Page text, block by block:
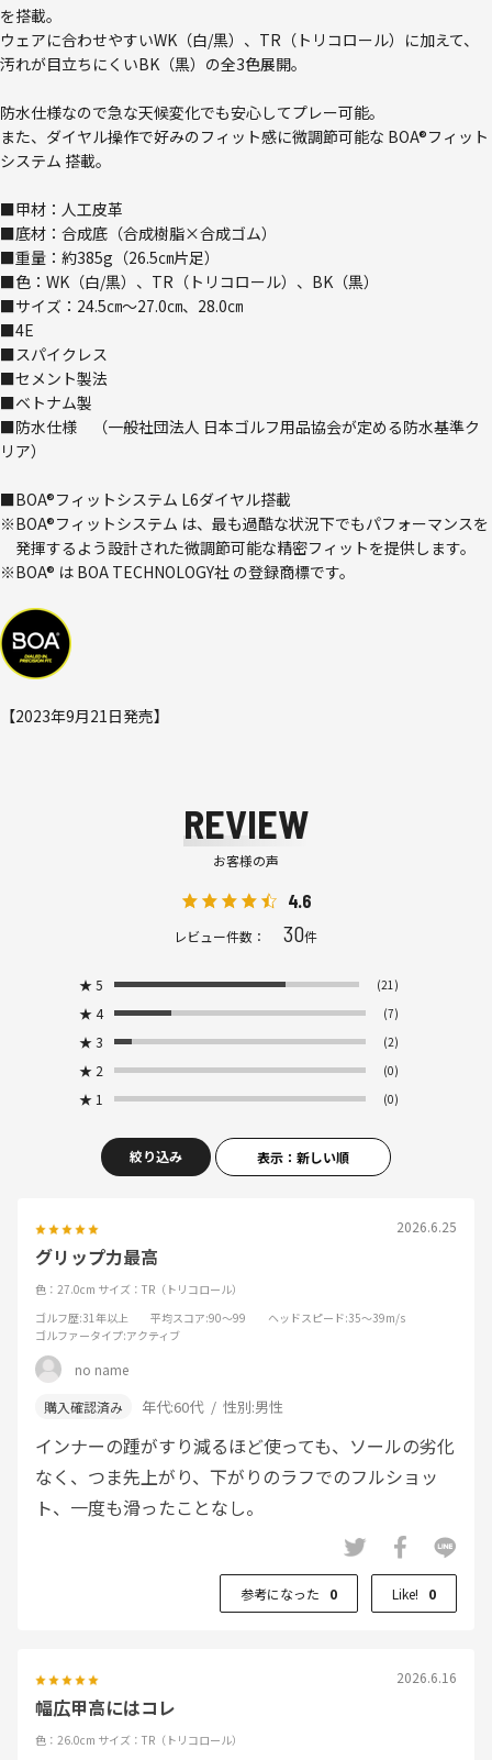
を搭載。
ウェアに合わせやすいWK（白/黒）、TR（トリコロール）に加えて、
汚れが目立ちにくいBK（黒）の全3色展開。
防水仕様なので急な天候変化でも安心してプレー可能。
また、ダイヤル操作で好みのフィット感に微調節可能な BOA®フィット
システム 搭載。
■甲材：人工皮革
■底材：合成底（合成樹脂×合成ゴム）
■重量：約385g（26.5㎝片足）
■色：WK（白/黒）、TR（トリコロール）、BK（黒）
■サイズ：24.5㎝～27.0㎝、28.0㎝
■4E
■スパイクレス
■セメント製法
■ベトナム製
■防水仕様 （一般社団法人 日本ゴルフ用品協会が定める防水基準ク
リア）
■BOA®フィットシステム L6ダイヤル搭載
※BOA®フィットシステム は、最も過酷な状況下でもパフォーマンスを
発揮するよう設計された微調節可能な精密フィットを提供します。
※BOA® は BOA TECHNOLOGY社 の登録商標です。
【2023年9月21日発売】
REVIEW
お客様の声
4.6
レビュー件数： 30件
★ 5 (21)
★ 4 (7)
★ 3 (2)
★ 2 (0)
★ 1 (0)
絞り込み 表示：新しい順
2026.6.25
グリップ力最高
色：27.0cm サイズ：TR（トリコロール）
ゴルフ歴:31年以上 平均スコア:90～99 ヘッドスピード:35～39m/s
ゴルファータイプ:アクティブ
no name
年代:60代 性別:男性
インナーの踵がすり減るほど使っても、ソールの劣化
なく、つま先上がり、下がりのラフでのフルショッ
ト、一度も滑ったことなし。
参考になった 0 Like! 0
2026.6.16
幅広甲高にはコレ
色：26.0cm サイズ：TR（トリコロール）